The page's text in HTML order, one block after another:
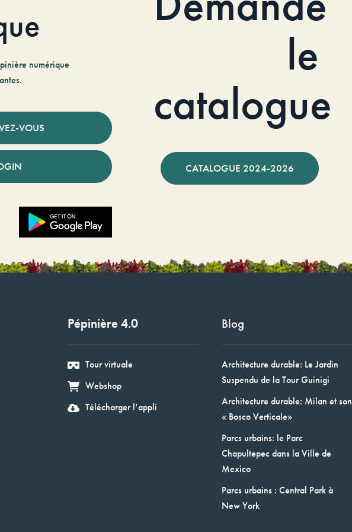
numérique
VOUS
le
catalogue
CATALOGUE 2024-2026
Pépinière 4.0
Tour virtuale
Webshop
Télécharger l’appli
Blog
Architecture durable: Le Jardin
Suspendu de la Tour Guinigi
Architecture durable: Milan et son
« Bosco Verticale»
Parcs urbains: le Parc
Chapultepec dans la Ville de
Mexico
Parcs urbains : Central Park à
New York